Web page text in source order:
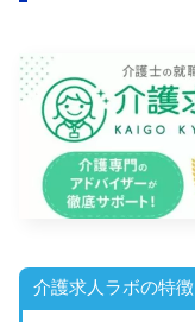
介護求人ラボの特徴